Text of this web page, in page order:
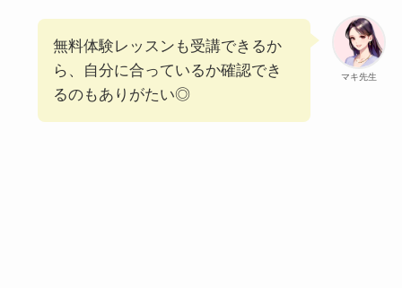
マキ先生
無料体験レッスンも受講できるか
ら、自分に合っているか確認でき
るのもありがたい◎